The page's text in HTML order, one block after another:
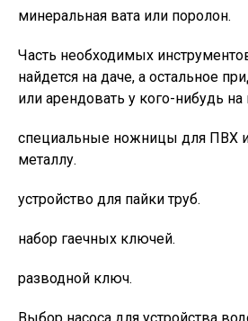
минеральная вата или поролон.
Часть необходимых
найдется на даче, а остальное
или арендовать у кого-нибудь на
специальные ножницы для ПВХ
металлу.
устройство для пайки труб.
набор гаечных ключей.
разводной ключ.